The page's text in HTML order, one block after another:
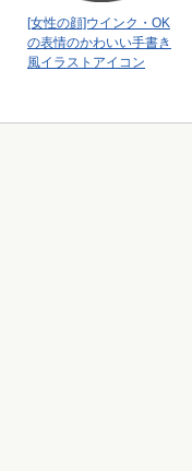
[女性の顔]ウインク・OK
の表情のかわいい手書き
風イラストアイコン